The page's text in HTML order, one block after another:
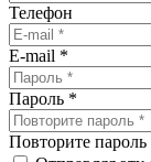
Телефон
E-mail *
Пароль *
Повторите пароль